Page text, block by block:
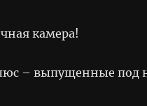
камера!
– выпущенные под